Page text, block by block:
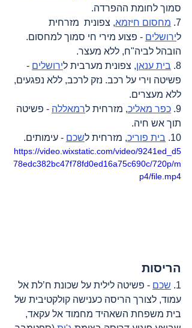
סמוך לחומת ההפרדה.
7. מחסום חיזמא, צפונית  מזרחית
לירושלים - פצוע מירי חי סמוך למחסום.
הובהל לביה"ח, ללא מעצר.
8. בית ענאן, צפונית מערבית לירושלים -
פשיטה וירי על רכב. נזק לרכב, ללא נפגעים,
ללא מעצרים.
9. כפר מאליכ, מזרחית לרמאללה - פשיטה
תוך אש חיה.
10. בית פוריכ, מזרחית לשכם - עימותים.
https://video.wixstatic.com/video/9241ed_d5
78edc382bc47f78fd0ed16a75c690c/720p/m
p4/file.mp4
הריסות
1. שכם - פשיטה לילית על שכונת ח’לת אל
עמוד, לצורך הריסה כענישה קולקטיבית של
בית משפחת השאהיד מחמוד אל עקאד,